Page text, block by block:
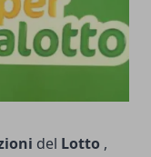
del Lotto ,